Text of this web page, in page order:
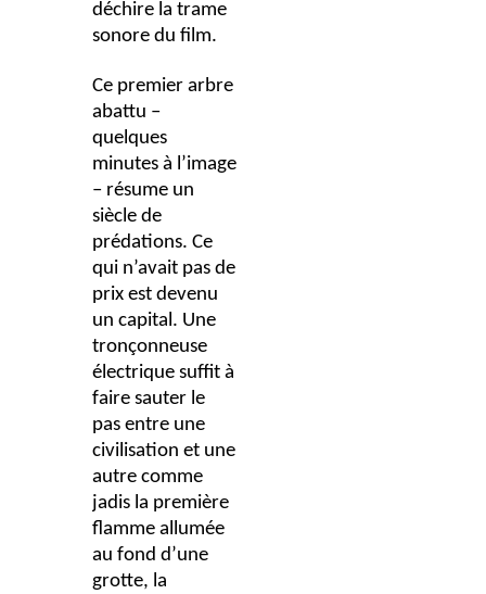
déchire la trame
sonore du film.
Ce premier arbre
abattu –
quelques
minutes à l’image
– résume un
siècle de
prédations. Ce
qui n’avait pas de
prix est devenu
un capital. Une
tronçonneuse
électrique suffit à
faire sauter le
pas entre une
civilisation et une
autre comme
jadis la première
flamme allumée
au fond d’une
grotte, la